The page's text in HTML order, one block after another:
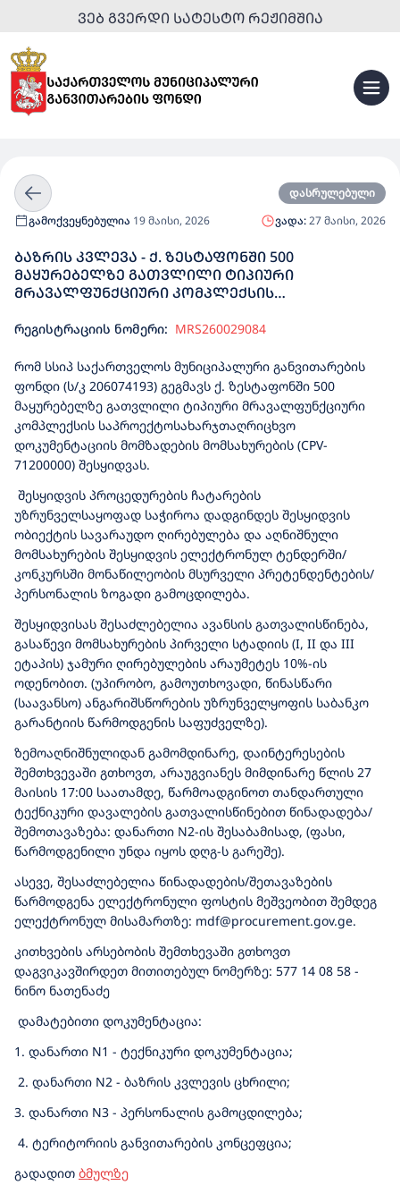
ᲕᲔᲑ ᲒᲕᲔᲠᲓᲘ ᲡᲐᲢᲔᲡᲢᲝ ᲠᲔᲟᲘᲛᲨᲘᲐ
დასრულებული
გამოქვეყნებულია 19 მაისი, 2026 ვადა:27 მაისი, 2026
ᲑᲐᲖᲠᲘᲡ ᲙᲕᲚᲔᲕᲐ - Ქ. ᲖᲔᲡᲢᲐᲤᲝᲜᲨᲘ 500
ᲛᲐᲧᲣᲠᲔᲑᲔᲚᲖᲔ ᲒᲐᲗᲕᲚᲘᲚᲘ ᲢᲘᲞᲘᲣᲠᲘ
ᲛᲠᲐᲕᲐᲚᲤᲣᲜᲥᲪᲘᲣᲠᲘ ᲙᲝᲛᲞᲚᲔᲥᲡᲘᲡ
რეგისტრაციის ნომერი: MRS260029084
რომ სსიპ საქართველოს მუნიციპალური განვითარების
ფონდი (ს/კ 206074193) გეგმავს ქ. ზესტაფონში 500
მაყურებელზე გათვლილი ტიპიური მრავალფუნქციური
კომპლექსის საპროექტოსახარჯთაღრიცხვო
დოკუმენტაციის მომზადების მომსახურების (CPV-
71200000) შესყიდვას.
შესყიდვის პროცედურების ჩატარების
უზრუნველსაყოფად საჭიროა დადგინდეს შესყიდვის
ობიექტის სავარაუდო ღირებულება და აღნიშნული
მომსახურების შესყიდვის ელექტრონულ ტენდერში/
კონკურსში მონაწილეობის მსურველი პრეტენდენტების/
პერსონალის ზოგადი გამოცდილება.
შესყიდვისას შესაძლებელია ავანსის გათვალისწინება,
გასაწევი მომსახურების პირველი სტადიის (I, II და III
ეტაპის) ჯამური ღირებულების არაუმეტეს 10%-ის
ოდენობით. (უპირობო, გამოუთხოვადი, წინასწარი
(საავანსო) ანგარიშსწორების უზრუნველყოფის საბანკო
გარანტიის წარმოდგენის საფუძველზე).
ზემოაღნიშნულიდან გამომდინარე, დაინტერესების
შემთხვევაში გთხოვთ, არაუგვიანეს მიმდინარე წლის 27
მაისის 17:00 საათამდე, წარმოადგინოთ თანდართული
ტექნიკური დავალების გათვალისწინებით წინადადება/
შემოთავაზება: დანართი N2-ის შესაბამისად, (ფასი,
წარმოდგენილი უნდა იყოს დღგ-ს გარეშე).
ასევე, შესაძლებელია წინადადების/შეთავაზების
წარმოდგენა ელექტრონული ფოსტის მეშვეობით შემდეგ
ელექტრონულ მისამართზე: mdf@procurement.gov.ge.
კითხვების არსებობის შემთხევაში გთხოვთ
დაგვიკავშირდეთ მითითებულ ნომერზე: 577 14 08 58 -
ნინო ნათენაძე
დამატებითი დოკუმენტაცია:
1. დანართი N1 - ტექნიკური დოკუმენტაცია;
2. დანართი N2 - ბაზრის კვლევის ცხრილი;
3. დანართი N3 - პერსონალის გამოცდილება;
4. ტერიტორიის განვითარების კონცეფცია;
გადადით ბმულზე